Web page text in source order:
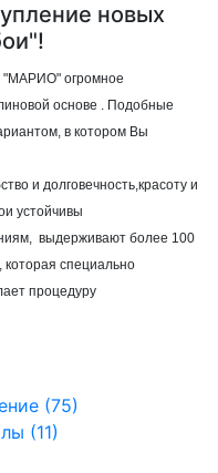
(75)
(11)
новых
"МАРИО" огромное
основе . Подобные
в котором Вы
и долговечность,красоту и
устойчивы
выдерживают более 100
специально
процедуру